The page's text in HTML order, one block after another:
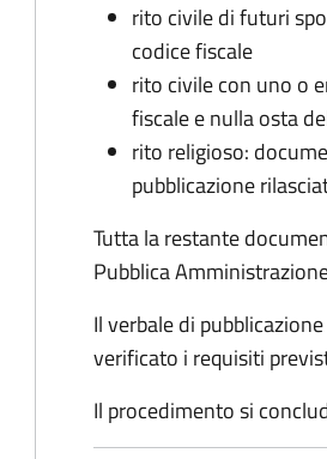
rito civile di futuri
codice fiscale
rito civile con uno o
fiscale e nulla osta
rito religioso:
pubblicazione
Tutta la restante
Pubblica
Il verbale di
verificato i requisiti
Il procedimento si